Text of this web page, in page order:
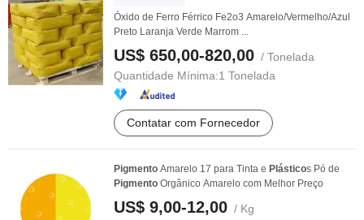
Óxido de Ferro Férrico Fe2o3 Amarelo/Vermelho/Azul
Preto Laranja Verde Marrom ...
US$ 650,00-820,00 / Tonelada
Quantidade Mínima:1 Tonelada
Contatar com Fornecedor
Pigmento Amarelo 17 para Tinta e Plásticos Pó de
Pigmento Orgânico Amarelo com Melhor Preço
US$ 9,00-12,00 / Kg